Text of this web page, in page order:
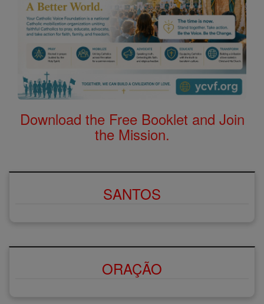
Download the Free Booklet and Join
the Mission.
SANTOS
ORAÇÃO